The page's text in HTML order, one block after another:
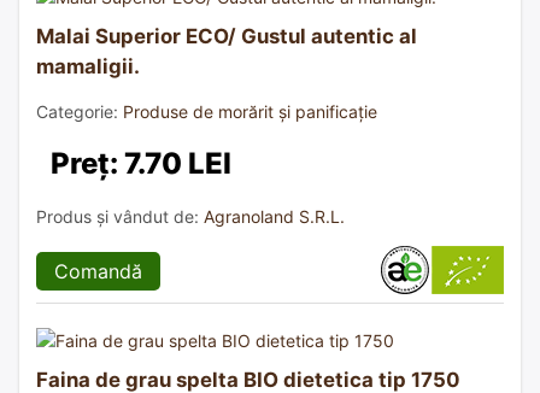
Malai Superior ECO/ Gustul autentic al
mamaligii.
Categorie: Produse de morărit și panificație
Preț: 7.70 LEI
Produs și vândut de: Agranoland S.R.L.
Comandă
Faina de grau spelta BIO dietetica tip 1750